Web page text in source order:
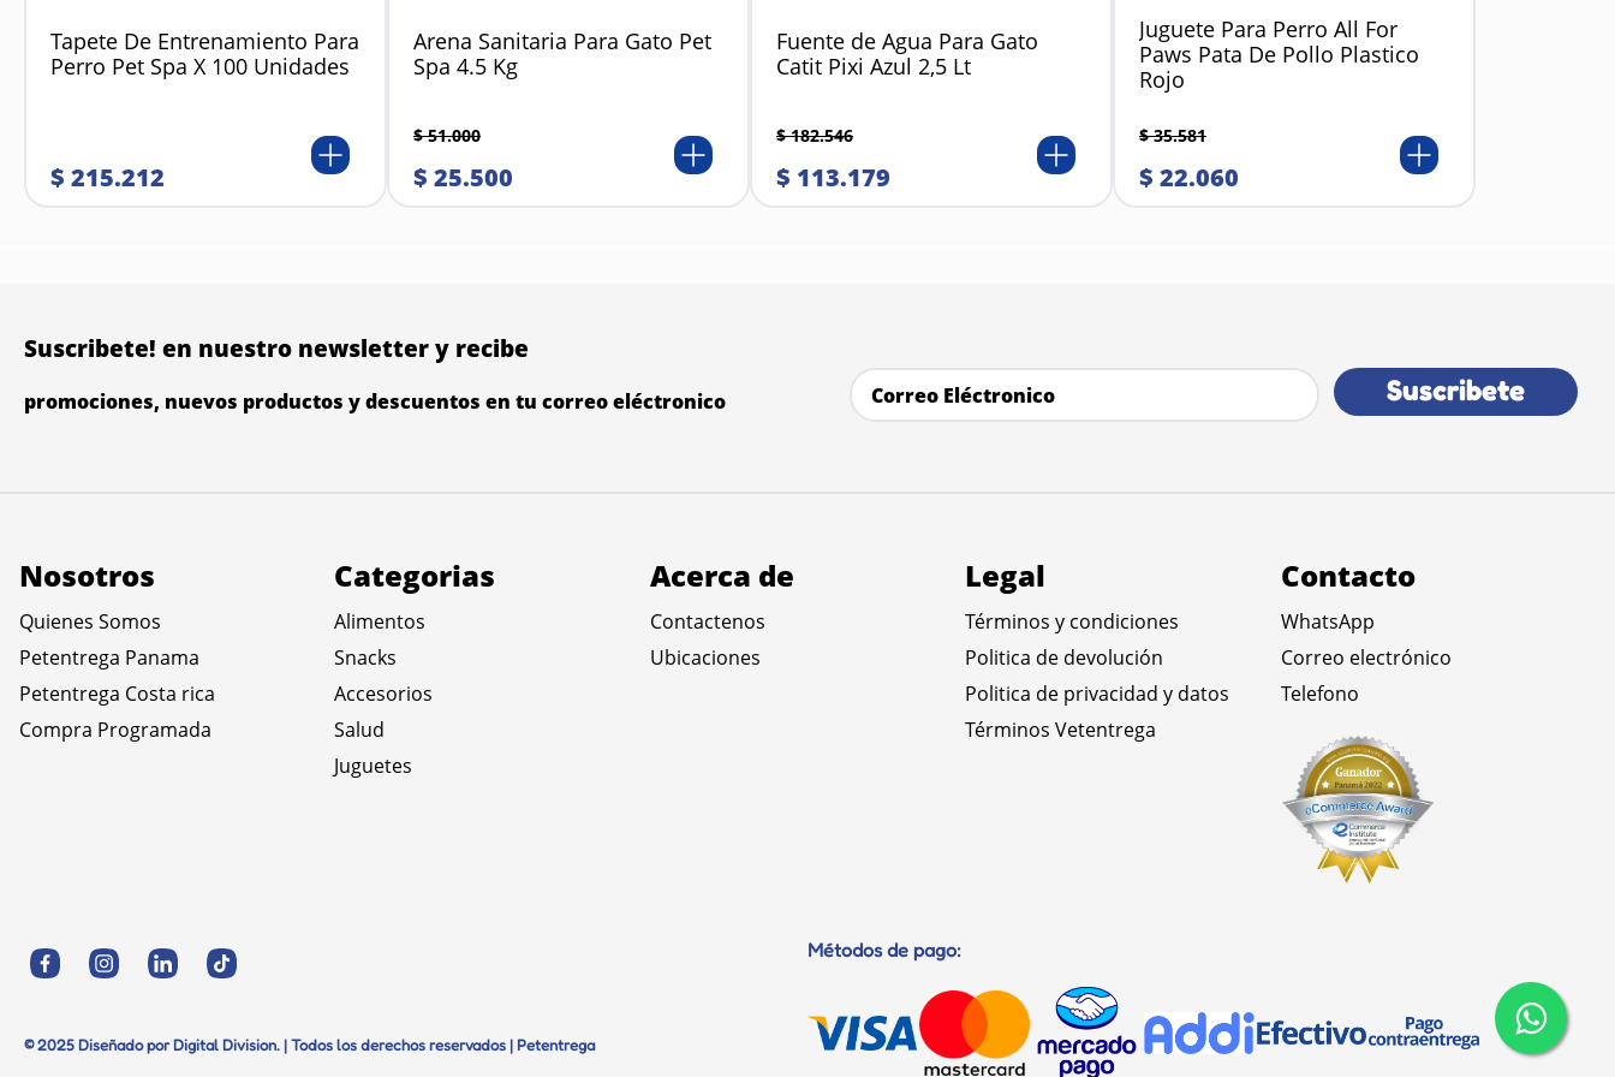
Tapete De Entrenamiento Para
Perro Pet Spa X 100 Unidades
$ 215.212
Arena Sanitaria Para Gato Pet
Spa 4.5 Kg
$ 51.000
$ 25.500
Fuente de Agua Para Gato
Catit Pixi Azul 2,5 Lt
$ 182.546
$ 113.179
Juguete Para Perro All For
Paws Pata De Pollo Plastico
Rojo
$ 35.581
$ 22.060
Suscribete! en nuestro newsletter y recibe
promociones, nuevos productos y descuentos en tu correo eléctronico Suscribete
Nosotros
Quienes Somos
Petentrega Panama
Petentrega Costa rica
Compra Programada
Categorias
Alimentos
Snacks
Accesorios
Salud
Juguetes
Acerca de
Contactenos
Ubicaciones
Legal
Términos y condiciones
Politica de devolución
Politica de privacidad y datos
Términos Vetentrega
Contacto
WhatsApp
Correo electrónico
Telefono
© 2025 Diseñado por Digital Division. | Todos los derechos reservados | Petentrega
Métodos de pago: